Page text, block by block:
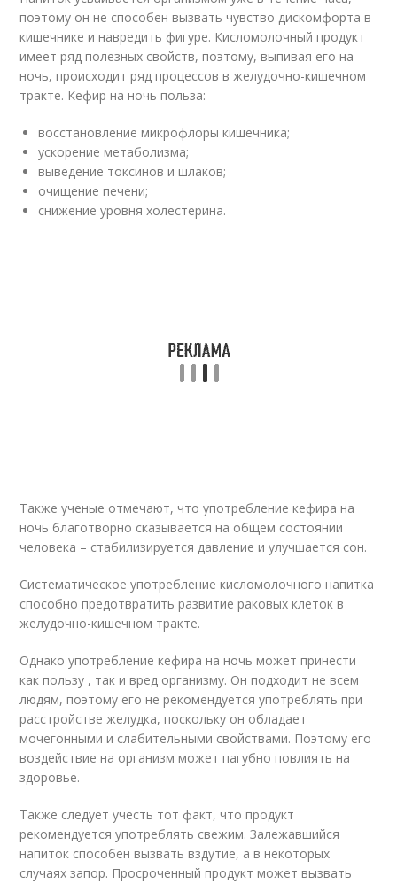
поэтому он не способен вызвать чувство дискомфорта в
кишечнике и навредить фигуре. Кисломолочный продукт
имеет ряд полезных свойств, поэтому, выпивая его на
ночь, происходит ряд процессов в желудочно-кишечном
тракте. Кефир на ночь польза:
восстановление микрофлоры кишечника;
ускорение метаболизма;
выведение токсинов и шлаков;
очищение печени;
снижение уровня холестерина.
Также ученые отмечают, что употребление кефира на
ночь благотворно сказывается на общем состоянии
человека – стабилизируется давление и улучшается сон.
Систематическое употребление кисломолочного напитка
способно предотвратить развитие раковых клеток в
желудочно-кишечном тракте.
Однако употребление кефира на ночь может принести
как пользу , так и вред организму. Он подходит не всем
людям, поэтому его не рекомендуется употреблять при
расстройстве желудка, поскольку он обладает
мочегонными и слабительными свойствами. Поэтому его
воздействие на организм может пагубно повлиять на
здоровье.
Также следует учесть тот факт, что продукт
рекомендуется употреблять свежим. Залежавшийся
напиток способен вызвать вздутие, а в некоторых
случаях запор. Просроченный продукт может вызвать